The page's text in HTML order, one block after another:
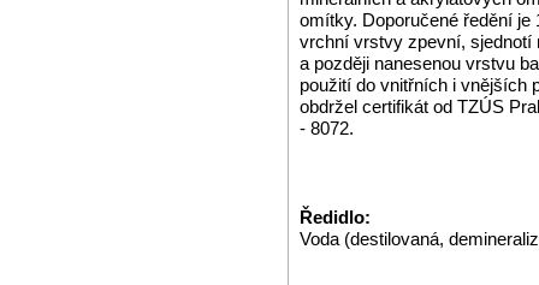
omítky. Doporučené ředění
vrchní vrstvy zpevní, sjednotí
a později nanesenou vrstvu
použití do vnitřních i vnějších
obdržel certifikát od TZÚS
- 8072.
Ředidlo:
Voda (destilovaná,